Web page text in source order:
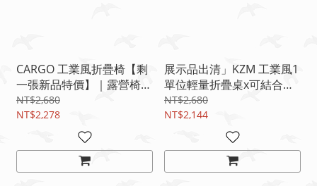
CARGO 工業風折疊椅【剩
一張新品特價】｜露營椅｜
戶外休閒椅｜輕量好收納｜
軍綠風格椅
NT$2,680
NT$2,278
展示品出清」KZM 工業風1
單位輕量折疊桌x可結合單
口爐
NT$2,680
NT$2,144